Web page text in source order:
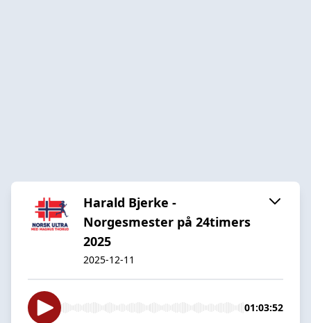
Harald Bjerke -
Norgesmester på 24timers
2025
2025-12-11
01:03:52